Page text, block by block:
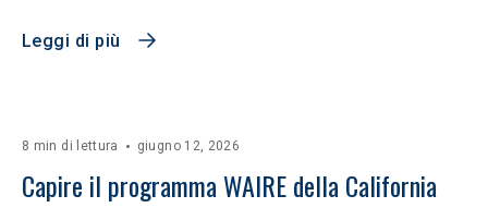
Leggi di più
8 min di lettura giugno 12, 2026
Capire il programma WAIRE della California